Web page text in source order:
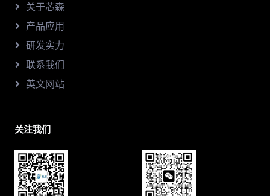
关于芯森
产品应用
研发实力
联系我们
英文网站
关注我们